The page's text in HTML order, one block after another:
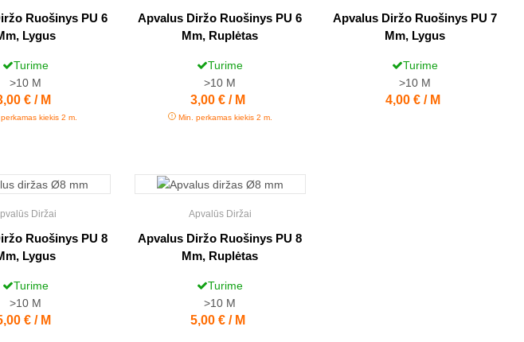
Ruošinys PU 6
Lygus
Turime
>10 M
€ / M
kiekis 2 m.
Apvalus Diržo Ruošinys PU 6
Mm, Ruplėtas
Turime
>10 M
Kaina
3,00 € / M
Min. perkamas kiekis 2 m.
Apvalus Diržo Ruošinys PU 7
Mm, Lygus
Turime
>10 M
Kaina
4,00 € / M
Diržai
Ruošinys PU 8
Lygus
Turime
>10 M
€ / M
Apvalūs Diržai
Apvalus Diržo Ruošinys PU 8
Mm, Ruplėtas
Turime
>10 M
Kaina
5,00 € / M